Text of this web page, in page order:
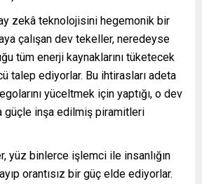
zekâ teknolojisini hegemonik bir
çalışan dev tekeller, neredeyse
tüm enerji kaynaklarını tüketecek
talep ediyorlar. Bu ihtirasları adeta
yüceltmek için yaptığı, o dev
güçle inşa edilmiş piramitleri
yüz binlerce işlemci ile insanlığın
orantısız bir güç elde ediyorlar.